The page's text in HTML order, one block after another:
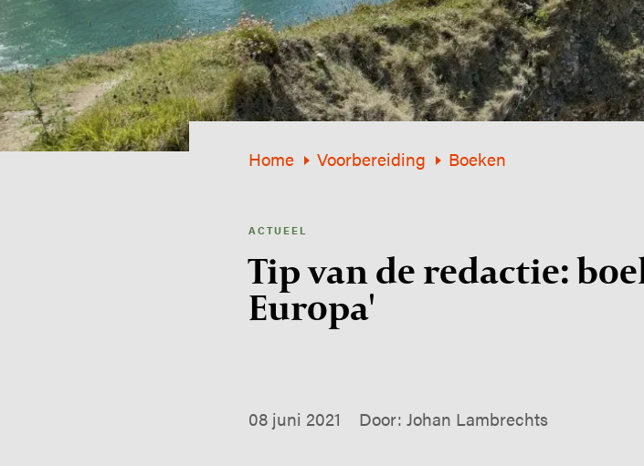
Home Voorbereiding Boeken
ACTUEEL
Tip van de redactie:
Europa'
08 juni 2021 Door: Johan Lambrechts